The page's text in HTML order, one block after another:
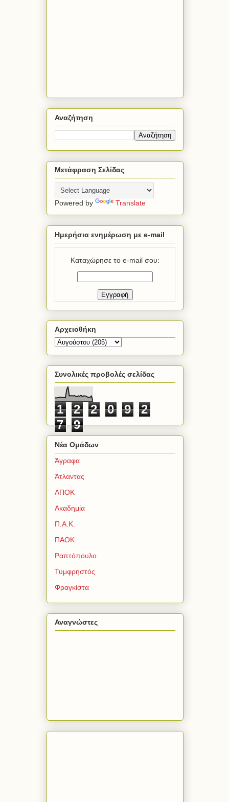
Αναζήτηση
Μετάφραση Σελίδας
Powered by Translate
Ημερήσια ενημέρωση με e-mail
Καταχώρησε το e-mail σου:
Αρχειοθήκη
Συνολικές προβολές σελίδας
1 2 2 0 9
2
7
9
Νέα Ομάδων
Άγραφα
Άτλαντας
ΑΠΟΚ
Ακαδημία
Π.Α.Κ.
ΠΑΟΚ
Ραπτόπουλο
Τυμφρηστός
Φραγκίστα
Αναγνώστες